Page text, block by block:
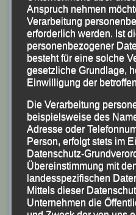
m der Männlichen Jugend
3.000 m der Juniorinnen,
für Männer-Halbmarathon-
Fruhmann und Sascha
in seiner AK M 50 geholt
Anspruch nehmen
Verarbeitung
erforderlich werden. Ist
personenbezogener
besteht für eine solche
gesetzliche Grundlage,
Einwilligung der
Die Verarbeitung
beispielsweise des
Adresse oder
Person, erfolgt stets im
Datenschutz-
Übereinstimmung mit
landesspezifischen
Mittels dieser
Unternehmen die